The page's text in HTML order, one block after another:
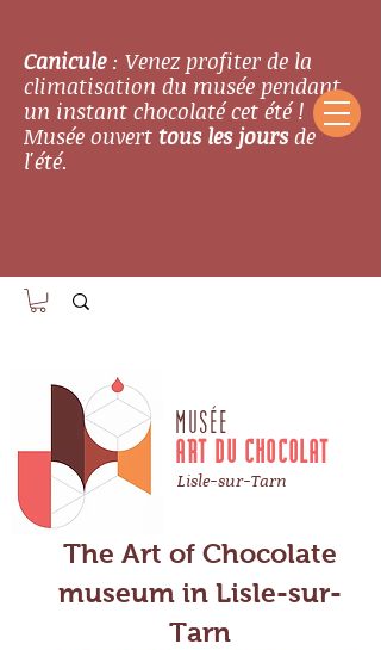
Canicule: Venez profiter de la
climatisation du musée pendant
un instant chocolaté cet été !
Musée ouverttous les joursde
l'été.
The Art of Chocolate
museum in Lisle-sur-
Tarn
Lisle-sur-Tarn
MUSÉE
ART DU CHOCOLAT